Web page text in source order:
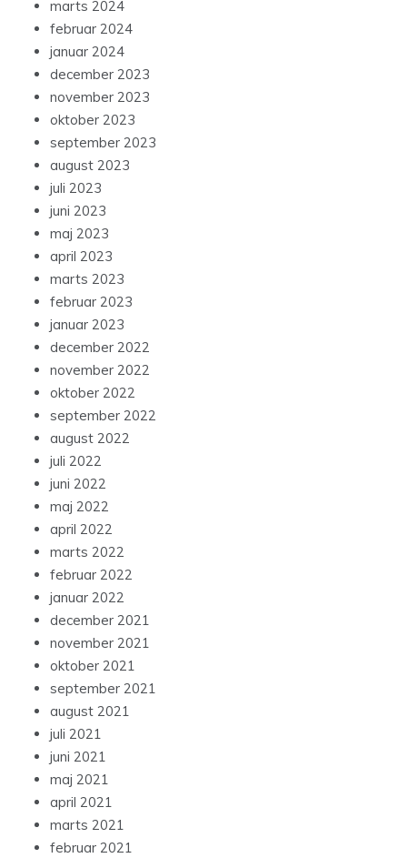
marts 2024
februar 2024
januar 2024
december 2023
november 2023
oktober 2023
september 2023
august 2023
juli 2023
juni 2023
maj 2023
april 2023
marts 2023
februar 2023
januar 2023
december 2022
november 2022
oktober 2022
september 2022
august 2022
juli 2022
juni 2022
maj 2022
april 2022
marts 2022
februar 2022
januar 2022
december 2021
november 2021
oktober 2021
september 2021
august 2021
juli 2021
juni 2021
maj 2021
april 2021
marts 2021
februar 2021